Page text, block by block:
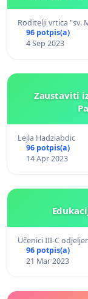
Roditelji vrtica "sv.
96 potpis(a)
4 Sep 2023
Zaustaviti
Lejla Hadziabdic
96 potpis(a)
14 Apr 2023
Učenici III-C
96 potpis(a)
21 Mar 2023